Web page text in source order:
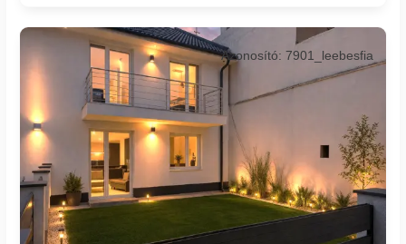
Azonosító: 7901_leebesfia